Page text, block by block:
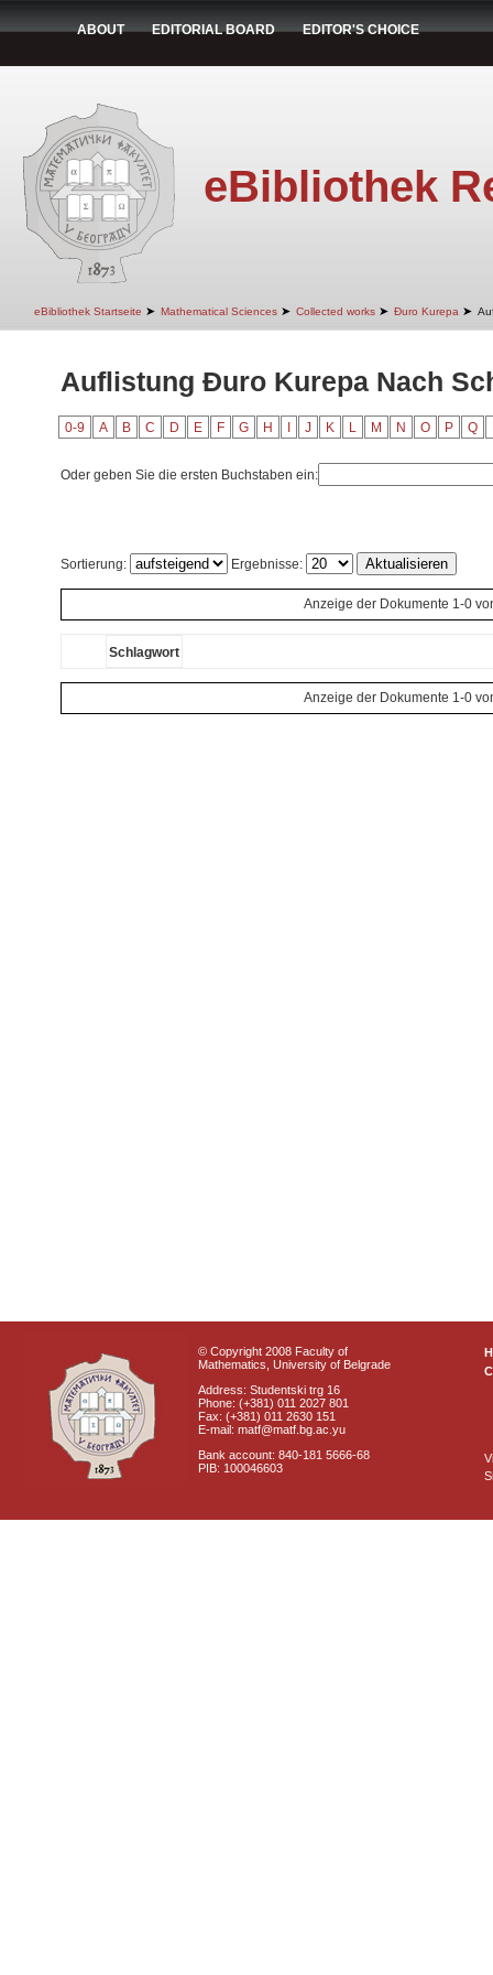
ABOUT EDITORIAL BOARD EDITOR'S CHOICE
eBibliothek
eBibliothek Startseite ➤ Mathematical Sciences ➤ Collected works ➤ Đuro Kurepa ➤
Auflistung Đuro Kurepa Nach
0-9 A B C D E F G H J K L M N O P Q
Oder geben Sie die ersten Buchstaben ein:
Sortierung: Ergebnisse:
Anzeige der Dokumente 1-0
Schlagwort
Anzeige der Dokumente 1-0
© Copyright 2008 Faculty of
Mathematics, University of Belgrade
Address: Studentski trg 16
Phone: (+381) 011 2027 801
Fax: (+381) 011 2630 151
E-mail: matf@matf.bg.ac.yu
Bank account: 840-181 5666-68
PIB: 100046603